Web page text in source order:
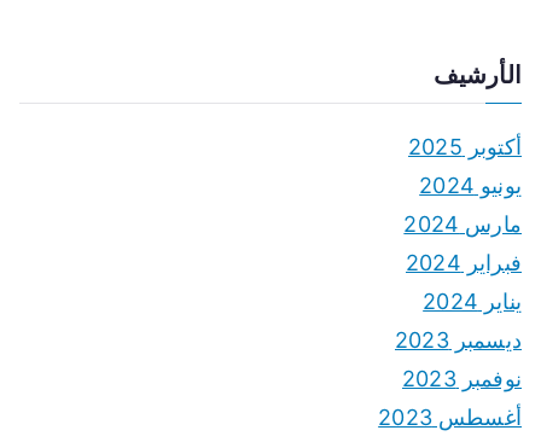
الأرشيف
أكتوبر 2025
يونيو 2024
مارس 2024
فبراير 2024
يناير 2024
ديسمبر 2023
نوفمبر 2023
أغسطس 2023